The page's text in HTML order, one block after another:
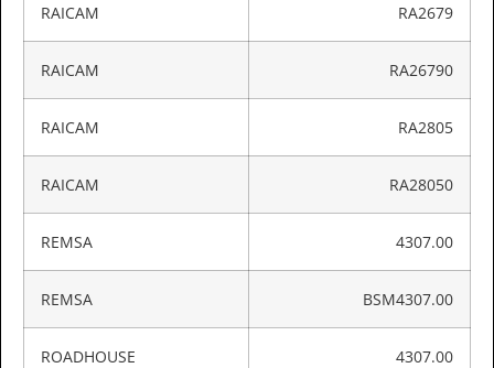
RAICAM RA2679
RAICAM RA26790
RAICAM RA2805
RAICAM RA28050
REMSA 4307.00
REMSA BSM4307.00
ROADHOUSE 4307.00